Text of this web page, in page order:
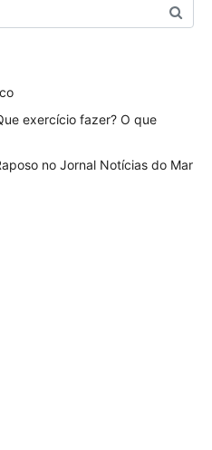
exercício fazer? O que
no Jornal Notícias do Mar